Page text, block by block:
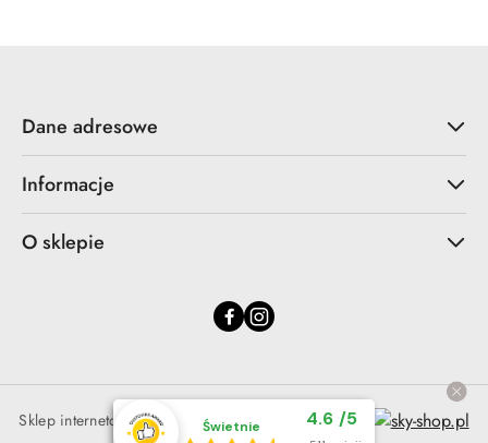
Świetnie Średnia ocena
4.6 /5
Dane adresowe
Informacje
O sklepie
Sklep internetowy na oprogramowaniu Sky-Shop.pl